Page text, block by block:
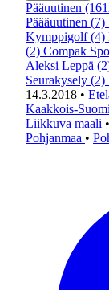
Pääuutinen
Päääuutinen (7)
Kymppigolf (4)
(2) Compak
Aleksi Leppä
Seurakysely (2)
14.3.2018 •
Kaakkois-Suomi
Liikkuva maali •
Pohjanmaa •